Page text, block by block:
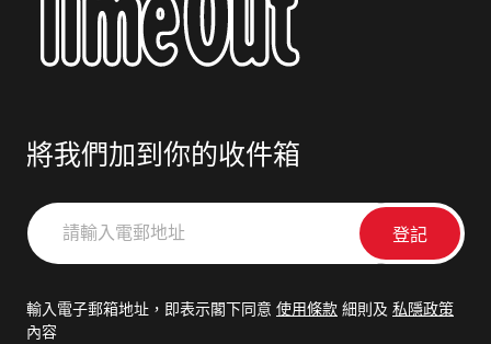
將我們加到你的收件箱
請
輸
郵
輸入電子郵箱地址，即表示閣下同意 使用條款 細則及 私隱政策
內容